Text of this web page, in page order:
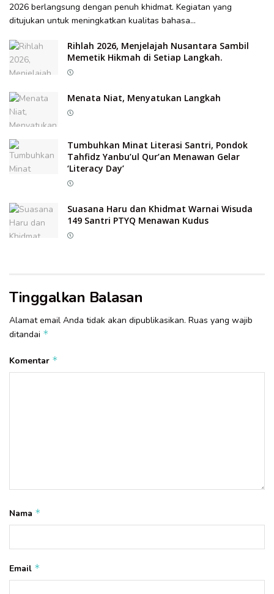
2026 berlangsung dengan penuh khidmat. Kegiatan yang
ditujukan untuk meningkatkan kualitas bahasa...
Rihlah 2026, Menjelajah Nusantara Sambil
Memetik Hikmah di Setiap Langkah.
Menata Niat, Menyatukan Langkah
Tumbuhkan Minat Literasi Santri, Pondok
Tahfidz Yanbu’ul Qur’an Menawan Gelar
‘Literacy Day’
Suasana Haru dan Khidmat Warnai Wisuda
149 Santri PTYQ Menawan Kudus
Tinggalkan Balasan
Alamat email Anda tidak akan dipublikasikan. Ruas yang wajib
ditandai *
Komentar *
Nama *
Email *